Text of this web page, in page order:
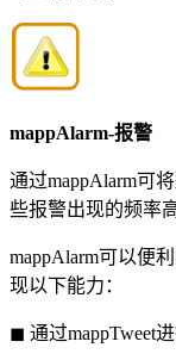
mappAlarm-报警
通过mappAlarm可
些报警出现的频率高
mappAlarm可以便
现以下能力：
◼ 通过mappTweet进